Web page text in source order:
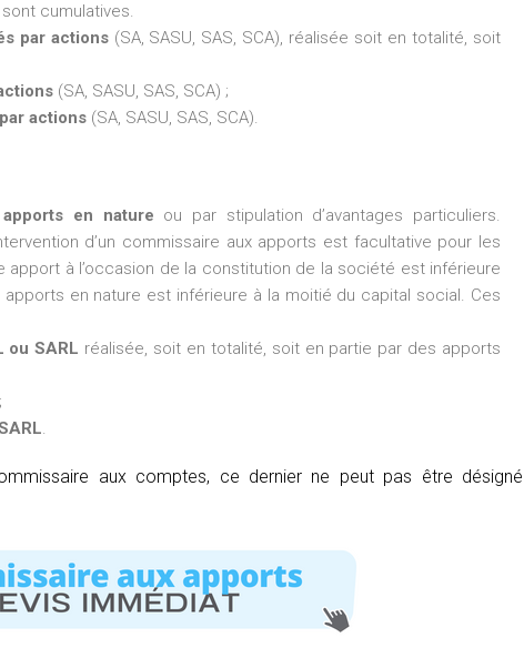
cumulatives.
par actions(SA, SASU, SAS, SCA), réalisée soit en totalité, soit
(SA, SASU, SAS, SCA) ;
actions (SA, SASU, SAS, SCA).
en nature ou par stipulation d’avantages particuliers.
d’un commissaire aux apports est facultative pour les
apport à l’occasion de la constitution de la société est inférieure
en nature est inférieure à la moitié du capital social. Ces
ou SARL réalisée, soit en totalité, soit en partie par des apports
;
.
aux comptes, ce dernier ne peut pas être désigné